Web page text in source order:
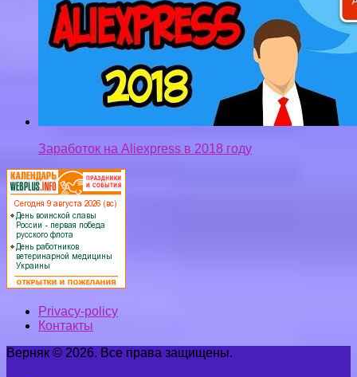
Заработок на Aliexpress в 2018 году
Privacy-policy
Контакты
Верняк © 2026. Все права защищены.